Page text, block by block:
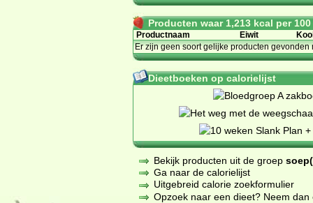
Producten waar 1,213 kcal per
Productnaam Eiwit
Er zijn geen soort gelijke producten gevonden
Dieetboeken op calorielijst
Bekijk producten uit de groep
Ga naar de calorielijst
Uitgebreid calorie zoekformulier
Opzoek naar een dieet? Neem